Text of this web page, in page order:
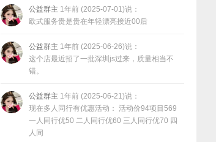
公益群主 1年前 (2025-07-01)说：
欧式服务贵是贵在年轻漂亮接近00后
公益群主 1年前 (2025-06-26)说：
这个店最近招了一批深圳js过来，质量相当不
错。
公益群主 1年前 (2025-06-21)说：
现在多人同行有优惠活动： 活动价94项目569
一人同行优50 二人同行优60 三人同行优70 四
人同